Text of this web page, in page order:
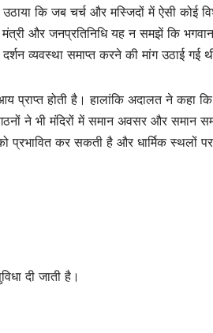
कि जब चर्च और मस्जिदों में ऐसी कोई
और जनप्रतिनिधि यह न समझें कि
व्यवस्था समाप्त करने की मांग उठाई गई
प्राप्त होती है। हालांकि अदालत ने कहा
ने भी मंदिरों में समान अवसर और समान
प्रभावित कर सकती है और धार्मिक स्थलों
दी जाती है।